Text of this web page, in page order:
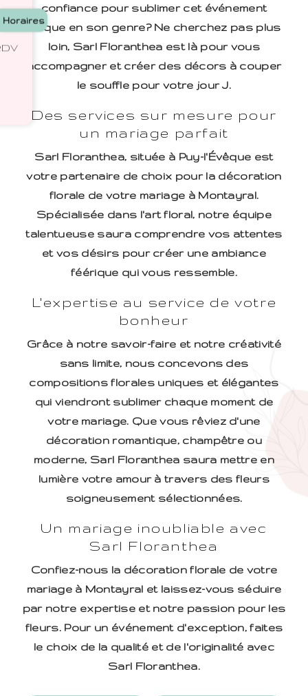
confiance pour sublimer cet événement
unique en son genre? Ne cherchez pas plus
loin, Sarl Floranthea est là pour vous
accompagner et créer des décors à couper
le souffle pour votre jour J.
Des services sur mesure pour
un mariage parfait
Sarl Floranthea, située à Puy-l'Évêque est
votre partenaire de choix pour la décoration
florale de votre mariage à Montayral.
Spécialisée dans l'art floral, notre équipe
talentueuse saura comprendre vos attentes
et vos désirs pour créer une ambiance
féérique qui vous ressemble.
L'expertise au service de votre
bonheur
Grâce à notre savoir-faire et notre créativité
sans limite, nous concevons des
compositions florales uniques et élégantes
qui viendront sublimer chaque moment de
votre mariage. Que vous rêviez d'une
décoration romantique, champêtre ou
moderne, Sarl Floranthea saura mettre en
lumière votre amour à travers des fleurs
soigneusement sélectionnées.
Un mariage inoubliable avec
Sarl Floranthea
Confiez-nous la décoration florale de votre
mariage à Montayral et laissez-vous séduire
par notre expertise et notre passion pour les
fleurs. Pour un événement d'exception, faites
le choix de la qualité et de l'originalité avec
Sarl Floranthea.
Horaires